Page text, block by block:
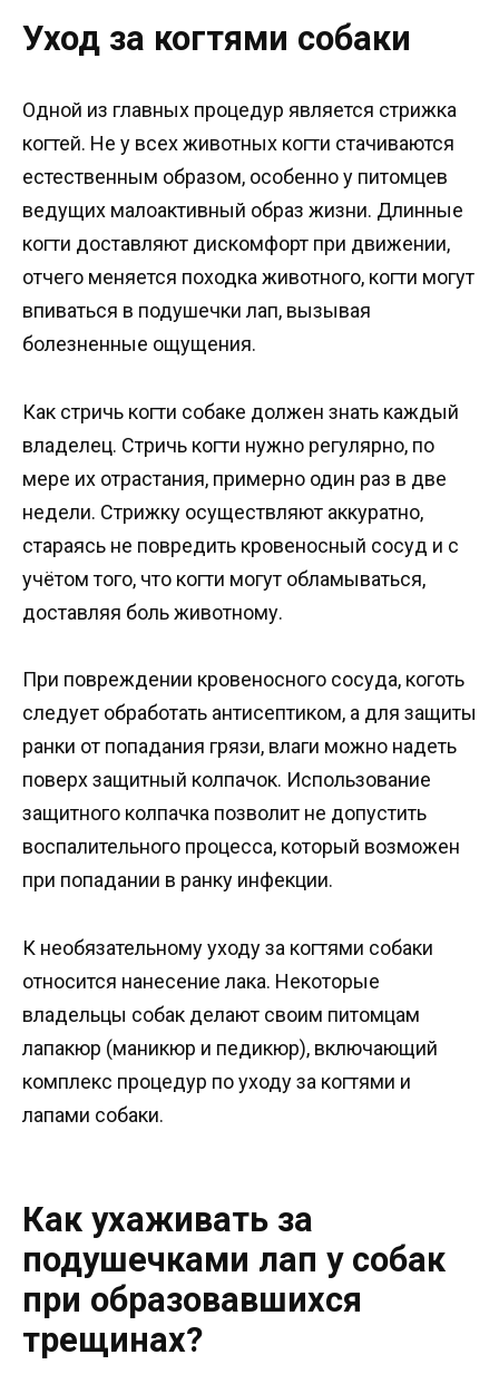
Уход за когтями собаки
Одной из главных процедур является стрижка
когтей. Не у всех животных когти стачиваются
естественным образом, особенно у питомцев
ведущих малоактивный образ жизни. Длинные
когти доставляют дискомфорт при движении,
отчего меняется походка животного, когти могут
впиваться в подушечки лап, вызывая
болезненные ощущения.
Как стричь когти собаке должен знать каждый
владелец. Стричь когти нужно регулярно, по
мере их отрастания, примерно один раз в две
недели. Стрижку осуществляют аккуратно,
стараясь не повредить кровеносный сосуд и с
учётом того, что когти могут обламываться,
доставляя боль животному.
При повреждении кровеносного сосуда, коготь
следует обработать антисептиком, а для защиты
ранки от попадания грязи, влаги можно надеть
поверх защитный колпачок. Использование
защитного колпачка позволит не допустить
воспалительного процесса, который возможен
при попадании в ранку инфекции.
К необязательному уходу за когтями собаки
относится нанесение лака. Некоторые
владельцы собак делают своим питомцам
лапакюр (маникюр и педикюр), включающий
комплекс процедур по уходу за когтями и
лапами собаки.
Как ухаживать за
подушечками лап у собак
при образовавшихся
трещинах?